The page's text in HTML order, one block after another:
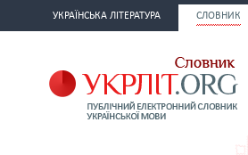
УКРАЇНСЬКА ЛІТЕРАТУРА СЛОВНИК